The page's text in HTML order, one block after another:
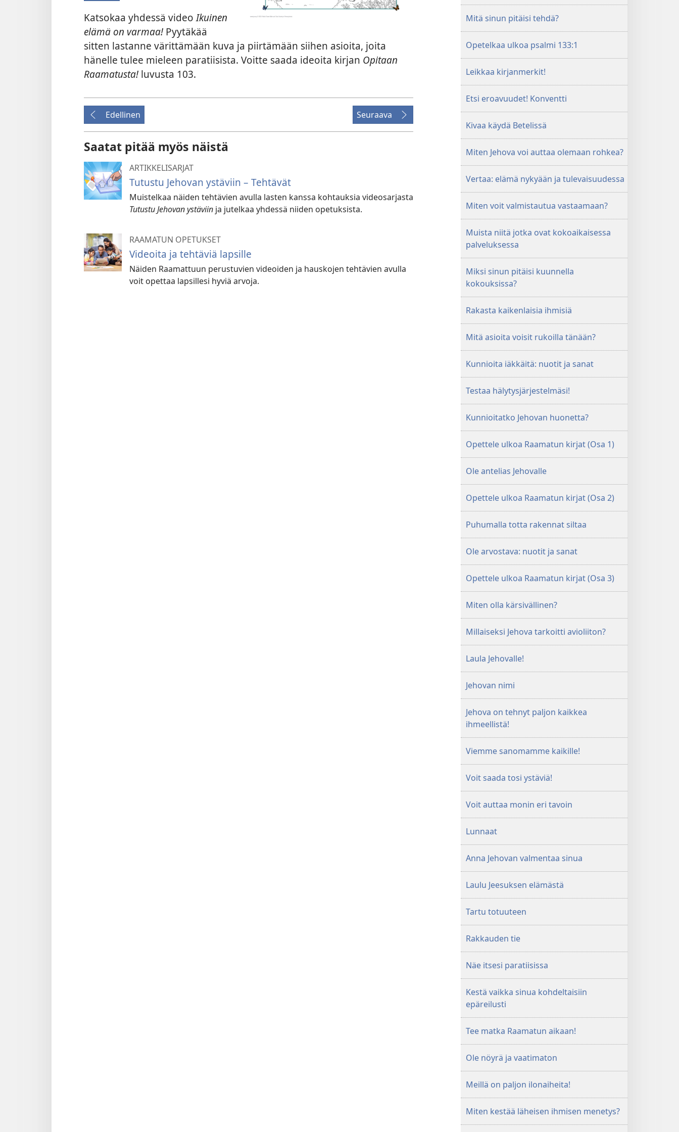
Katsokaa yhdessä videoIkuinen
elämä on varmaa! Pyytäkää
sitten lastanne värittämään kuva ja piirtämään siihen asioita, joita
hänelle tulee mieleen paratiisista. Voitte saada ideoita kirjan Opitaan
Raamatusta! luvusta 103.
Edellinen Seuraava
Saatat pitää myös näistä
ARTIKKELISARJAT
Tutustu Jehovan ystäviin – Tehtävät
Muistelkaa näiden tehtävien avulla lasten kanssa kohtauksia videosarjasta
Tutustu Jehovan ystäviin ja jutelkaa yhdessä niiden opetuksista.
RAAMATUN OPETUKSET
Videoita ja tehtäviä lapsille
Näiden Raamattuun perustuvien videoiden ja hauskojen tehtävien avulla
voit opettaa lapsillesi hyviä arvoja.
Mitä sinun pitäisi tehdä?
Opetelkaa ulkoa psalmi 133:1
Leikkaa kirjanmerkit!
Etsi eroavuudet! Konventti
Kivaa käydä Betelissä
Miten Jehova voi auttaa olemaan rohkea?
Vertaa: elämä nykyään ja tulevaisuudessa
Miten voit valmistautua vastaamaan?
Muista niitä jotka ovat kokoaikaisessa
palveluksessa
Miksi sinun pitäisi kuunnella
kokouksissa?
Rakasta kaikenlaisia ihmisiä
Mitä asioita voisit rukoilla tänään?
Kunnioita iäkkäitä: nuotit ja sanat
Testaa hälytysjärjestelmäsi!
Kunnioitatko Jehovan huonetta?
Opettele ulkoa Raamatun kirjat (Osa 1)
Ole antelias Jehovalle
Opettele ulkoa Raamatun kirjat (Osa 2)
Puhumalla totta rakennat siltaa
Ole arvostava: nuotit ja sanat
Opettele ulkoa Raamatun kirjat (Osa 3)
Miten olla kärsivällinen?
Millaiseksi Jehova tarkoitti avioliiton?
Laula Jehovalle!
Jehovan nimi
Jehova on tehnyt paljon kaikkea
ihmeellistä!
Viemme sanomamme kaikille!
Voit saada tosi ystäviä!
Voit auttaa monin eri tavoin
Lunnaat
Anna Jehovan valmentaa sinua
Laulu Jeesuksen elämästä
Tartu totuuteen
Rakkauden tie
Näe itsesi paratiisissa
Kestä vaikka sinua kohdeltaisiin
epäreilusti
Tee matka Raamatun aikaan!
Ole nöyrä ja vaatimaton
Meillä on paljon ilonaiheita!
Miten kestää läheisen ihmisen menetys?